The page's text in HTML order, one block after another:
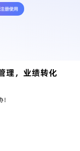
册使用
理，业绩转化